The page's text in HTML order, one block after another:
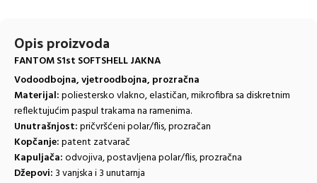
Opis proizvoda
FANTOM S1st SOFTSHELL JAKNA
Vodoodbojna, vjetroodbojna, prozračna
Materijal:poliestersko vlakno, elastičan, mikrofibra sa diskretnim
reflektujućim paspul trakama na ramenima.
Unutrašnjost:pričvršćeni polar/flis, prozračan
Kopčanje:patent zatvarač
Kapuljača:odvojiva, postavljena polar/flis, prozračna
Džepovi: 3 vanjska i 3 unutarnja